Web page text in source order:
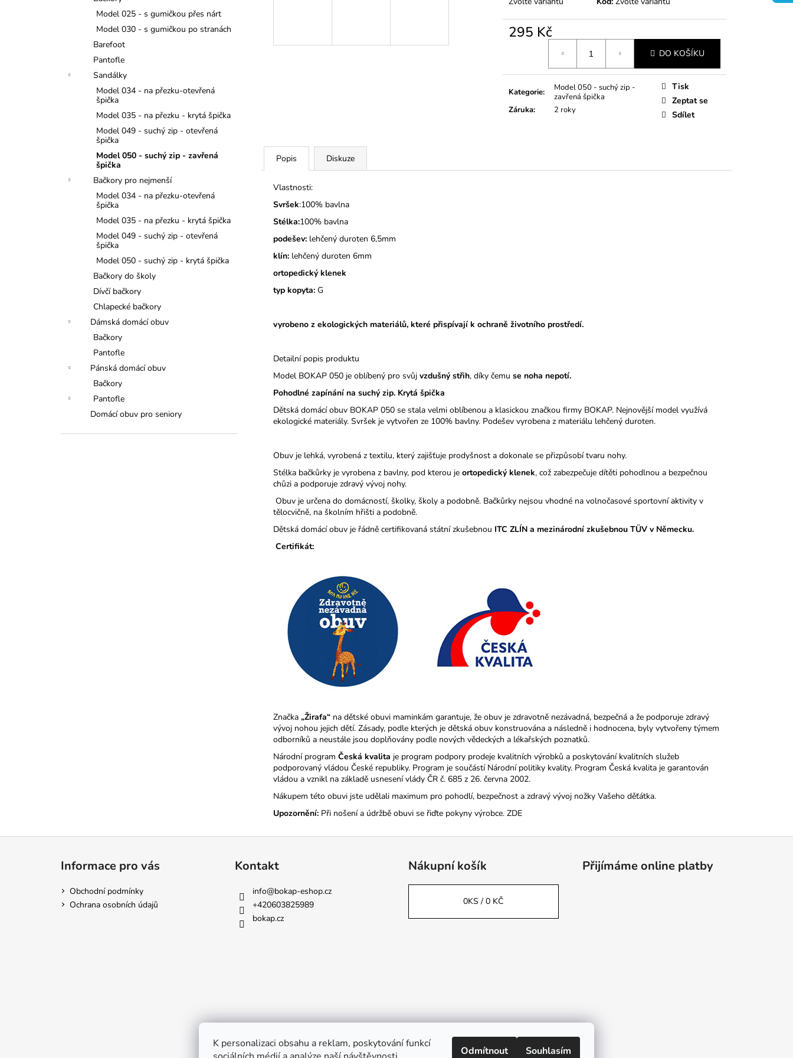
K personalizaci obsahu a reklam, poskytování funkcí
Odmítnout Souhlasím
Model 025 - s gumičkou přes nárt
Model 030 - s gumičkou po stranách
Barefoot
Pantofle
Sandálky
Model 034 - na přezku-otevřená
špička
Model 035 - na přezku - krytá špička
Model 049 - suchý zip - otevřená
špička
Model 050 - suchý zip - zavřená
špička
Bačkory pro nejmenší
Model 034 - na přezku-otevřená
špička
Model 035 - na přezku - krytá špička
Model 049 - suchý zip - otevřená
špička
Model 050 - suchý zip - krytá špička
Bačkory do školy
Dívčí bačkory
Chlapecké bačkory
Dámská domácí obuv
Bačkory
Pantofle
Pánská domácí obuv
Bačkory
Pantofle
Domácí obuv pro seniory
295 Kč
DO KOŠÍKU
Kategorie:
Model 050 - suchý zip -
zavřená špička
Záruka: 2 roky
Tisk
Zeptat se
Sdílet
Popis Diskuze
Vlastnosti:
Svršek:100% bavlna
Stélka:100% bavlna
podešev: lehčený duroten 6,5mm
klín: lehčený duroten 6mm
ortopedický klenek
typ kopyta: G
vyrobeno z ekologických materiálů, které přispívají k ochraně životního prostředí.
Detailní popis produktu
Model BOKAP 050 je oblíbený pro svůj vzdušný střih, díky čemu se noha nepotí.
Pohodlné zapínání na suchý zip. Krytá špička
Dětská domácí obuv BOKAP 050 se stala velmi oblíbenou a klasickou značkou firmy BOKAP. Nejnovější model využívá
ekologické materiály. Svršek je vytvořen ze 100% bavlny. Podešev vyrobena z materiálu lehčený duroten.
Obuv je lehká, vyrobená z textilu, který zajišťuje prodyšnost a dokonale se přizpůsobí tvaru nohy.
Stélka bačkůrky je vyrobena z bavlny, pod kterou je ortopedický klenek, což zabezpečuje dítěti pohodlnou a bezpečnou
chůzi a podporuje zdravý vývoj nohy.
Obuv je určena do domácností, školky, školy a podobně. Bačkůrky nejsou vhodné na volnočasové sportovní aktivity v
tělocvičně, na školním hřišti a podobně.
Dětská domácí obuv je řádně certifikovaná státní zkušebnou ITC ZLÍN a mezinárodní zkušebnou TÜV v Německu.
Certifikát:
Značka „Žirafa“ na dětské obuvi maminkám garantuje, že obuv je zdravotně nezávadná, bezpečná a že podporuje zdravý
vývoj nohou jejich dětí. Zásady, podle kterých je dětská obuv konstruována a následně i hodnocena, byly vytvořeny týmem
odborníků a neustále jsou doplňovány podle nových vědeckých a lékařských poznatků.
Národní program Česká kvalita je program podpory prodeje kvalitních výrobků a poskytování kvalitních služeb
podporovaný vládou České republiky. Program je součástí Národní politiky kvality. Program Česká kvalita je garantován
vládou a vznikl na základě usnesení vlády ČR č. 685 z 26. června 2002.
Nákupem této obuvi jste udělali maximum pro pohodlí, bezpečnost a zdravý vývoj nožky Vašeho děťátka.
Upozornění: Při nošení a údržbě obuvi se řiďte pokyny výrobce. ZDE
Informace pro vás
Obchodní podmínky
Ochrana osobních údajů
Kontakt
info@bokap-eshop.cz
+420603825989
bokap.cz
Nákupní košík
0KS /0 KČ
Přijímáme online platby
Napsali o nás